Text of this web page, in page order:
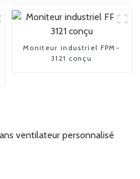
Moniteur industriel FPM-
3121 conçu